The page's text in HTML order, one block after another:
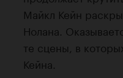
Майкл Кейн
Нолана.
те сцены, в
Кейна.